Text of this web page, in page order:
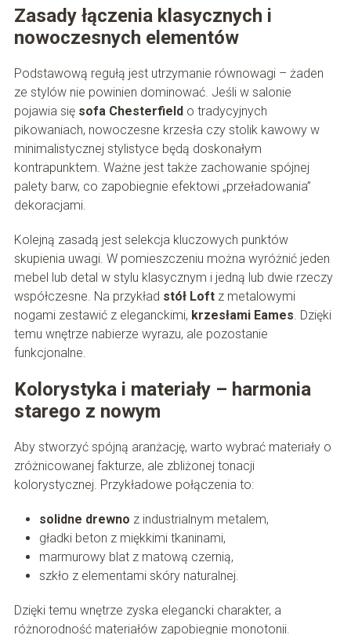
Zasady łączenia klasycznych i
nowoczesnych elementów
Podstawową regułą jest utrzymanie równowagi – żaden
ze stylów nie powinien dominować. Jeśli w salonie
pojawia się sofa Chesterfieldo tradycyjnych
pikowaniach, nowoczesne krzesła czy stolik kawowy w
minimalistycznej stylistyce będą doskonałym
kontrapunktem. Ważne jest także zachowanie spójnej
palety barw, co zapobiegnie efektowi „przeładowania”
dekoracjami.
Kolejną zasadą jest selekcja kluczowych punktów
skupienia uwagi. W pomieszczeniu można wyróżnić jeden
mebel lub detal w stylu klasycznym i jedną lub dwie rzeczy
współczesne. Na przykład stół Loftz metalowymi
nogami zestawić z eleganckimi, krzesłami Eames. Dzięki
temu wnętrze nabierze wyrazu, ale pozostanie
funkcjonalne.
Kolorystyka i materiały – harmonia
starego z nowym
Aby stworzyć spójną aranżację, warto wybrać materiały o
zróżnicowanej fakturze, ale zbliżonej tonacji
kolorystycznej. Przykładowe połączenia to:
solidne drewno z industrialnym metalem,
gładki beton z miękkimi tkaninami,
marmurowy blat z matową czernią,
szkło z elementami skóry naturalnej.
Dzięki temu wnętrze zyska elegancki charakter, a
różnorodność materiałów zapobiegnie monotonii.